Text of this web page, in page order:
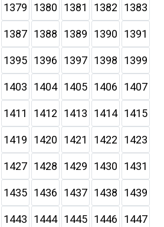
1379 1380 1381 1382 1383
1387 1388 1389 1390 1391
1395 1396 1397 1398 1399
1403 1404 1405 1406 1407
1411 1412 1413 1414 1415
1419 1420 1421 1422 1423
1427 1428 1429 1430 1431
1435 1436 1437 1438 1439
1443 1444 1445 1446 1447